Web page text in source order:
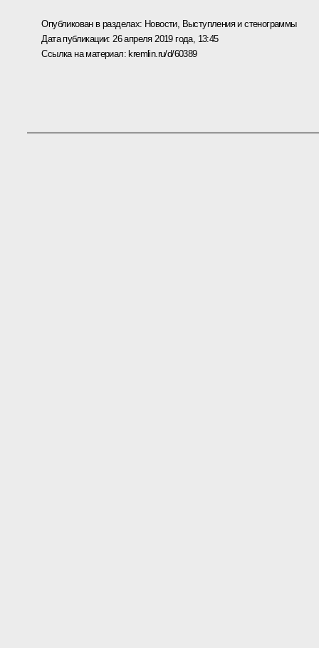
Опубликован в разделах: Новости, Выступления и стенограммы
Дата публикации: 26 апреля 2019 года, 13:45
Ссылка на материал: kremlin.ru/d/60389